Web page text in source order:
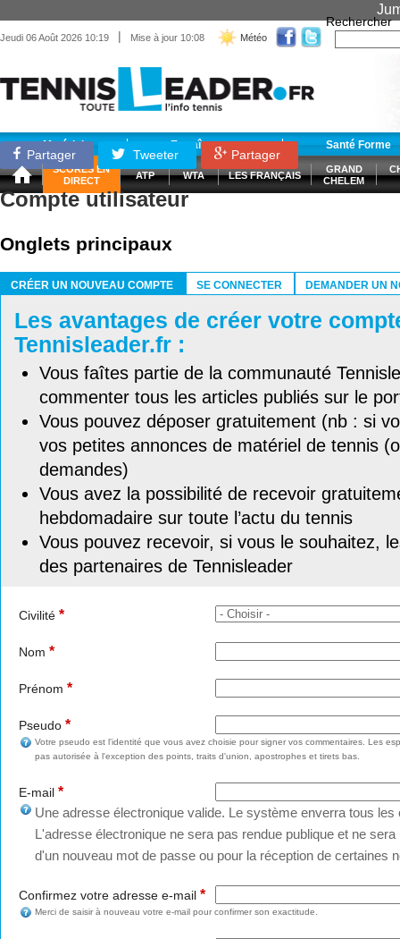
Jeudi 06 Août 2026 10:19 | Mise à jour 10:08 Météo
Rechercher
Matériel Entraînement Santé Forme
SCORES EN
DIRECT
ATP WTA LES FRANÇAIS
GRAND
CHELEM
Partager Tweeter Partager
Compte utilisateur
Onglets principaux
CRÉER UN NOUVEAU COMPTE
SE CONNECTER DEMANDER UN
Les avantages de créer votre
Tennisleader.fr :
Vous faîtes partie de la communauté
commenter tous les articles publiés sur le
Vous pouvez déposer gratuitement (nb : si
vos petites annonces de matériel de tennis
demandes)
Vous avez la possibilité de recevoir
hebdomadaire sur toute l’actu du tennis
Vous pouvez recevoir, si vous le souhaitez,
des partenaires de Tennisleader
Civilité *
Nom *
Prénom *
Pseudo *
Votre pseudo est l'identité que vous avez choisie pour signer vos commentaires. Les
pas autorisée à l'exception des points, traits d'union, apostrophes et tirets bas.
E-mail *
Une adresse électronique valide. Le système enverra tous
L'adresse électronique ne sera pas rendue publique et ne
d'un nouveau mot de passe ou pour la réception de certaines
Confirmez votre adresse e-mail *
Merci de saisir à nouveau votre e-mail pour confirmer son exactitude.